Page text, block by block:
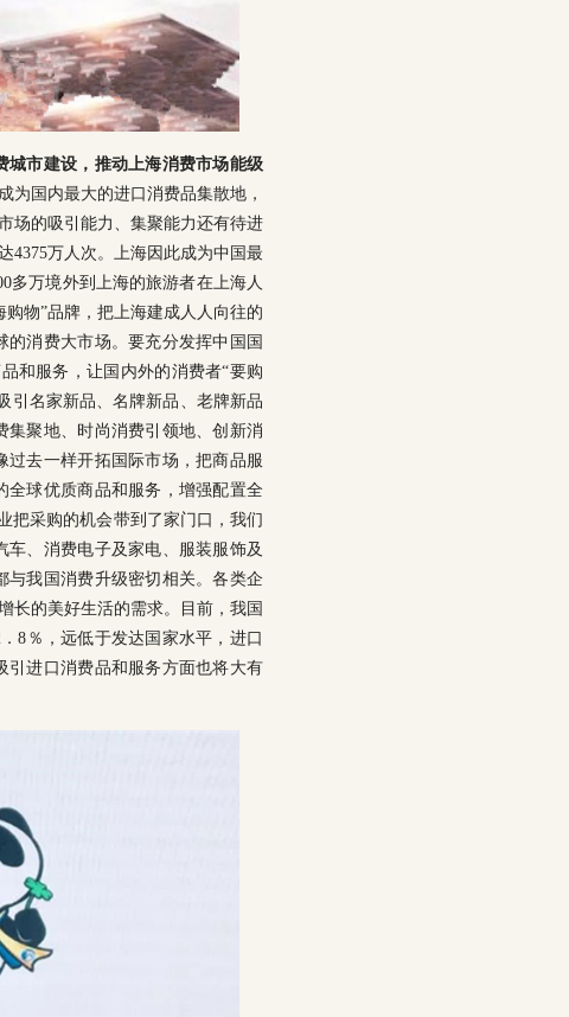
城市建设，推动上海消费市场能级
为国内最大的进口消费品集散地，
场的吸引能力、集聚能力还有待进
4375万人次。上海因此成为中国最
多万境外到上海的旅游者在上海人
物”品牌，把上海建成人人向往的
消费大市场。要充分发挥中国国
和服务，让国内外的消费者“要购
引名家新品、名牌新品、老牌新品
聚地、时尚消费引领地、创新消
过去一样开拓国际市场，把商品服
全球优质商品和服务，增强配置全
把采购的机会带到了家门口，我们
、消费电子及家电、服装服饰及
与我国消费升级密切相关。各类企
长的美好生活的需求。目前，我国
8％，远低于发达国家水平，进口
引进口消费品和服务方面也将大有